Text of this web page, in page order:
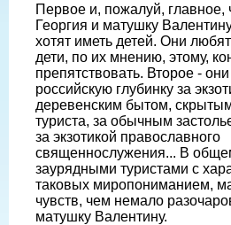
Первое и, пожалуй, главное,
Георгия и матушку
хотят иметь детей. Они
дети, по их мнению, этому,
препятствовать. Второе -
российскую глубинку за
деревенским бытом,
туриста, за обычным
за экзотикой православного
священнослужения... В
заурядными туристами с
таковых миропониманием,
чувств, чем немало
матушку Валентину.